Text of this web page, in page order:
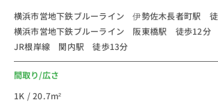
＜関内駅 周辺情報＞
＝＝＝＝＝＝＝＝＝＝
関内駅周辺に、横浜市役所や横浜スタジア
光地で人気の桜木町、みなとみらい、横
赤レンガ倉庫にも徒歩圏内！！
また、「マリナード」という地下街があり
横浜市営地下鉄ブルーライン 伊勢佐木長者町駅
横浜市営地下鉄ブルーライン 阪東橋駅 徒歩12分
JR根岸線 関内駅 徒歩13分
間取り/広さ
1K / 20.7m²